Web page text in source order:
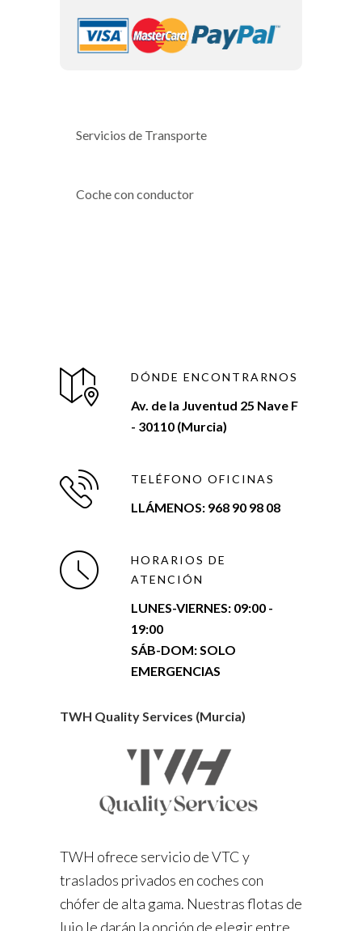
Servicios de Transporte
Coche con conductor
DÓNDE ENCONTRARNOS
Av. de la Juventud 25 Nave F
- 30110 (Murcia)
TELÉFONO OFICINAS
LLÁMENOS: 968 90 98 08
HORARIOS DE
ATENCIÓN
LUNES-VIERNES: 09:00 -
19:00
SÁB-DOM: SOLO
EMERGENCIAS
TWH Quality Services (Murcia)
TWH ofrece servicio de VTC y
traslados privados en coches con
chófer de alta gama. Nuestras flotas de
lujo le darán la opción de elegir entre